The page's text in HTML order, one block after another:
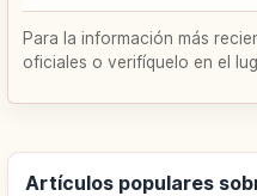
Para la información más
oficiales o verifíquelo en el
Artículos populares